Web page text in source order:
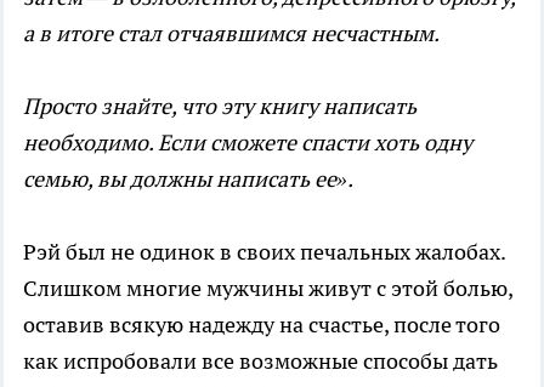
а в итоге стал отчаявшимся несчастным.
Просто знайте, что эту книгу написать
необходимо. Если сможете спасти хоть одну
семью, вы должны написать ее».
Рэй был не одинок в своих печальных жалобах.
Слишком многие мужчины живут с этой болью,
оставив всякую надежду на счастье, после того
как испробовали все возможные способы дать